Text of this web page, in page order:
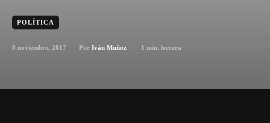
POLÍTICA
8 noviembre, 2017 Por Iván Muñoz 1 min. lectura